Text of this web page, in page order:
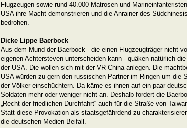
Flugzeugen sowie rund 40.000 Matrosen und
USA ihre Macht demonstrieren und die Anrainer des
bedrohen.
Dicke Lippe Baerbock
Aus dem Mund der Baerbock - die einen Flugzeugträger nicht
eigenen Achtersteven unterscheiden kann - quäken natürlich
der USA. Die wollen sich mit der VR China anlegen. Die
USA würden zu gern den russischen Partner im Ringen um die
der Völker einschüchtern. Da käme es ihnen auf ein paar
Soldaten mehr oder weniger nicht an. Deshalb fordert die
„Recht der friedlichen Durchfahrt“ auch für die Straße von
Statt diese Provokation als staatsgefährdend zu
die deutschen Medien Beifall.